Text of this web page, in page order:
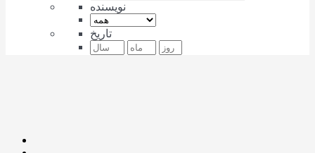
نویسنده
تاریخ